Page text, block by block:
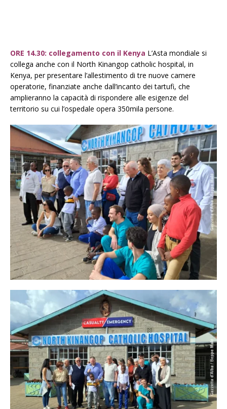
ORE 14.30: collegamento con il Kenya L’Asta mondiale si
collega anche con il North Kinangop catholic hospital, in
Kenya, per presentare l’allestimento di tre nuove camere
operatorie, finanziate anche dall’incanto dei tartufi, che
amplieranno la capacità di rispondere alle esigenze del
territorio su cui l’ospedale opera 350mila persone.